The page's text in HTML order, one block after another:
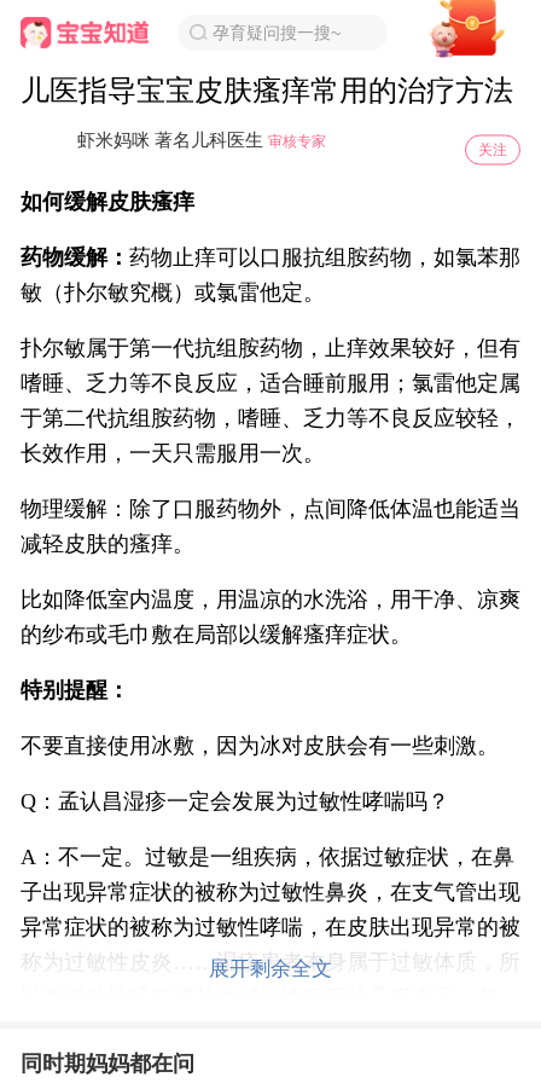
孕育疑问搜一搜~
儿医指导宝宝皮肤瘙痒常用的治疗方法
虾米妈咪 著名儿科医生 审核专家
关注
如何缓解皮肤瘙痒
药物缓解： 药物止痒可以口服抗组胺药物，如氯苯那
敏（扑尔敏究概）或氯雷他定。
扑尔敏属于第一代抗组胺药物，止痒效果较好，但有
嗜睡、乏力等不良反应，适合睡前服用；氯雷他定属
于第二代抗组胺药物，嗜睡、乏力等不良反应较轻，
长效作用，一天只需服用一次。
物理缓解：除了口服药物外，点间降低体温也能适当
减轻皮肤的瘙痒。
比如降低室内温度，用温凉的水洗浴，用干净、凉爽
的纱布或毛巾敷在局部以缓解瘙痒症状。
特别提醒：
不要直接使用冰敷，因为冰对皮肤会有一些刺激。
Q：孟认昌湿疹一定会发展为过敏性哮喘吗？
A：不一定。过敏是一组疾病，依据过敏症状，在鼻
子出现异常症状的被称为过敏性鼻炎，在支气管出现
异常症状的被称为过敏性哮喘，在皮肤出现异常的被
称为过敏性皮炎……湿疹患者本身属于过敏体质，所
过敏性疾病。
展开剩余全文
同时期妈妈都在问